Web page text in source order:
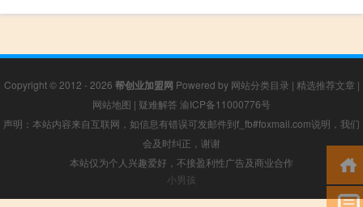
Copyright © 2012 - 2026 帮创业加盟网 Powered by 网站分类目录 | 精选推荐文章 |
网站地图 | 疑难解答 渝ICP备11000776号
声明：本站内容来自互联网，如信息有错误可发邮件到f_fb#foxmail.com说明，我们
会及时纠正，谢谢
本站仅为个人兴趣爱好，不接盈利性广告及商业合作
小男孩